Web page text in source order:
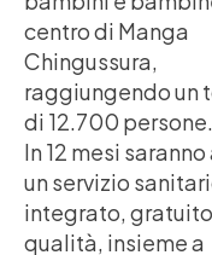
centro di Manga
Chingussura,
raggiungendo un
di 12.700 persone.
In 12 mesi
un servizio
integrato,
qualità, insieme a